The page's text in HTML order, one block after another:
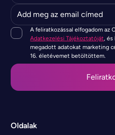
A feliratkozással elfogadom az
Adatkezelési Tájékoztatóját, és
megadott adatokat marketing
16. életévemet betöltöttem.
Oldalak